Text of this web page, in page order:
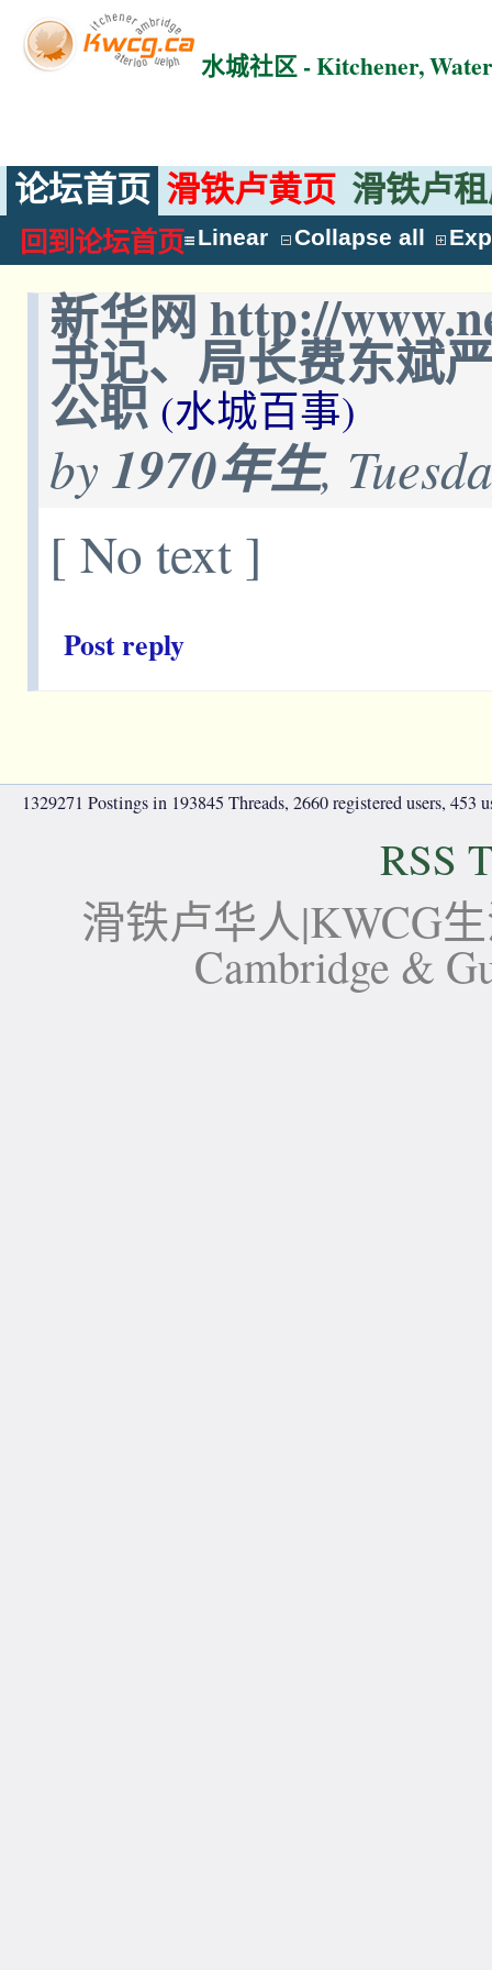
水城社区 - Kitchener,
论坛首页 滑铁卢黄页 滑铁卢
回到论坛首页 Linear Collapse all
新华网 http://
书记、局长费东斌
公职(水城百事)
by 1970年生,
[ No text ]
Post reply
1329271 Postings in 193845 Threads, 2660 registered users, 453
RSS
滑铁卢华人|KWCG
Cambridge &